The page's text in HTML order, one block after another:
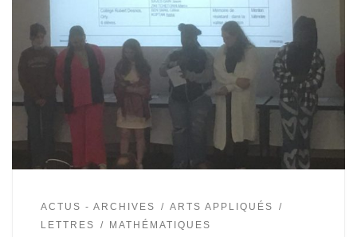
ACTUS - ARCHIVES
ARTS APPLIQUÉS
LETTRES
MATHÉMATIQUES